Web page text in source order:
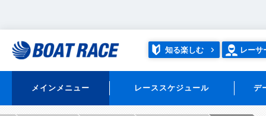
知る楽しむ レーサ
メインメニュー レーススケジュール デ